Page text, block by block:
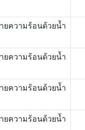
ยความร้อนด้วยน้ำ
ยความร้อนด้วยน้ำ
ยความร้อนด้วยน้ำ
ยความร้อนด้วยน้ำ